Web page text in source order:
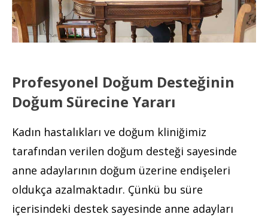
Profesyonel Doğum Desteğinin
Doğum Sürecine Yararı
Kadın hastalıkları ve doğum kliniğimiz
tarafından verilen doğum desteği sayesinde
anne adaylarının doğum üzerine endişeleri
oldukça azalmaktadır. Çünkü bu süre
içerisindeki destek sayesinde anne adayları